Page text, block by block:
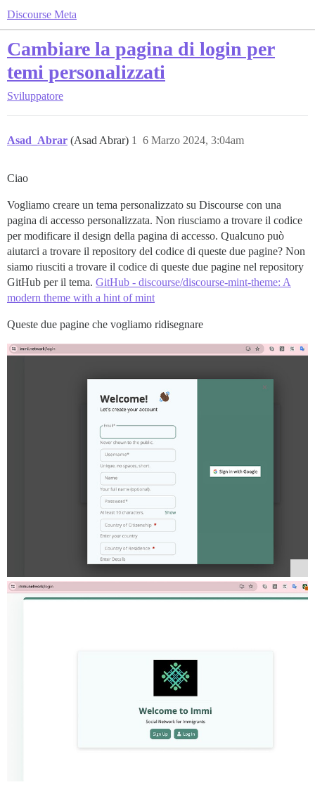
Discourse Meta
Cambiare la pagina di login per
temi personalizzati
Sviluppatore
Asad_Abrar (Asad Abrar) 6 Marzo 2024, 3:04am
1
Ciao
Vogliamo creare un tema personalizzato su Discourse con una
pagina di accesso personalizzata. Non riusciamo a trovare il codice
per modificare il design della pagina di accesso. Qualcuno può
aiutarci a trovare il repository del codice di queste due pagine? Non
siamo riusciti a trovare il codice di queste due pagine nel repository
GitHub per il tema. GitHub - discourse/discourse-mint-theme: A
modern theme with a hint of mint
Queste due pagine che vogliamo ridisegnare